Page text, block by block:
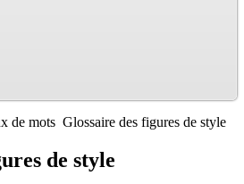
de mots Glossaire des figures de style
de style